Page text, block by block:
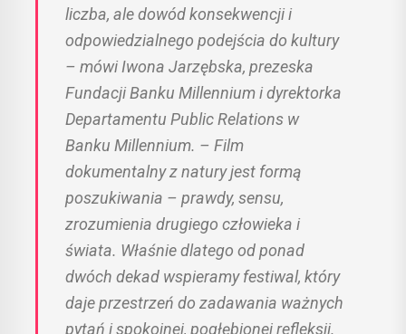
liczba, ale dowód konsekwencji i
odpowiedzialnego podejścia do kultury
– mówi Iwona Jarzębska, prezeska
Fundacji Banku Millennium i dyrektorka
Departamentu Public Relations w
Banku Millennium. – Film
dokumentalny z natury jest formą
poszukiwania – prawdy, sensu,
zrozumienia drugiego człowieka i
świata. Właśnie dlatego od ponad
dwóch dekad wspieramy festiwal, który
daje przestrzeń do zadawania ważnych
pytań i spokojnej, pogłębionej refleksji.